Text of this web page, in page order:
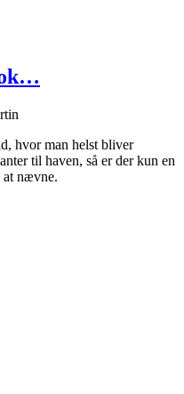
hvor man helst bliver
til haven, så er der kun en
nævne.